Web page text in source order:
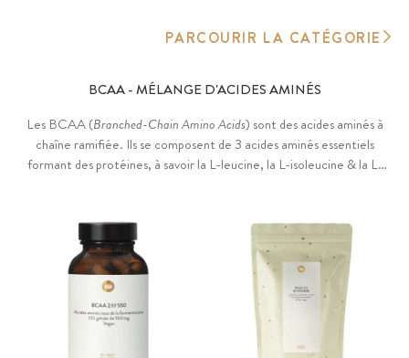
PARCOURIR LA CATÉGORIE
BCAA - MÉLANGE D'ACIDES AMINÉS
Les BCAA (Branched-Chain Amino Acids) sont des acides aminés à
chaîne ramifiée. Ils se composent de 3 acides aminés essentiels
formant des protéines, à savoir la L-leucine, la L-isoleucine & la L-